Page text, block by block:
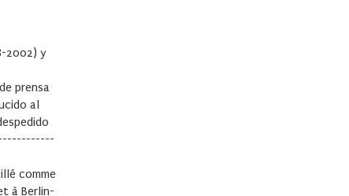
2002) y
prensa
al
comme
à Berlin-